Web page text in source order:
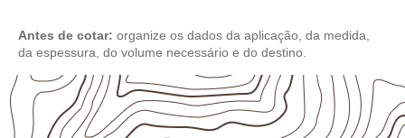
Antes de cotar: organize os dados da aplicação, da medida,
da espessura, do volume necessário e do destino.